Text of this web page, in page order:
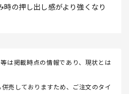
の押し出し感がより強くなり
は掲載時点の情報であり、現状とは
売しておりますため、ご注文のタイ